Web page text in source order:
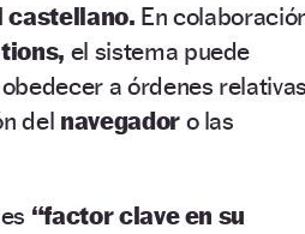
castellano. En
el sistema puede
a órdenes
del navegadoro las
“factor clave en su